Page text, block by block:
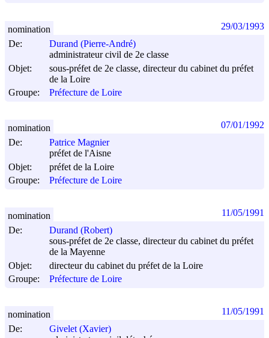
De:
Durand (Pierre-André)
administrateur civil de 2e classe
Objet:
sous-préfet de 2e classe, directeur du cabinet du préfet
de la Loire
Groupe:
Préfecture de Loire
nomination 29/03/1993
De:
Patrice Magnier
préfet de l'Aisne
Objet:
préfet de la Loire
Groupe:
Préfecture de Loire
nomination 07/01/1992
De:
Durand (Robert)
sous-préfet de 2e classe, directeur du cabinet du préfet
de la Mayenne
Objet:
directeur du cabinet du préfet de la Loire
Groupe:
Préfecture de Loire
nomination 11/05/1991
De:
Givelet (Xavier)
nomination 11/05/1991